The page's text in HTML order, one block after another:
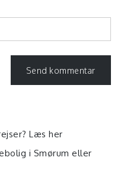
Læs her
i Smørum eller